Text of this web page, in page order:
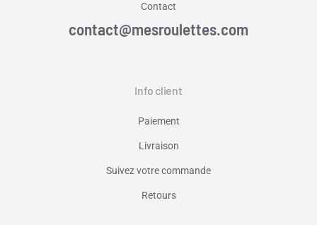
Contact
contact@mesroulettes.com
Info client
Paiement
Livraison
Suivez votre commande
Retours